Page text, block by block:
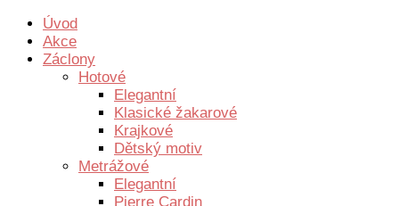
Úvod
Akce
Záclony
Hotové
Elegantní
Klasické žakarové
Krajkové
Dětský motiv
Metrážové
Elegantní
Pierre Cardin